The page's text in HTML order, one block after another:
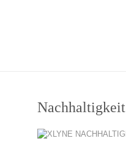
Nachhaltigkeit